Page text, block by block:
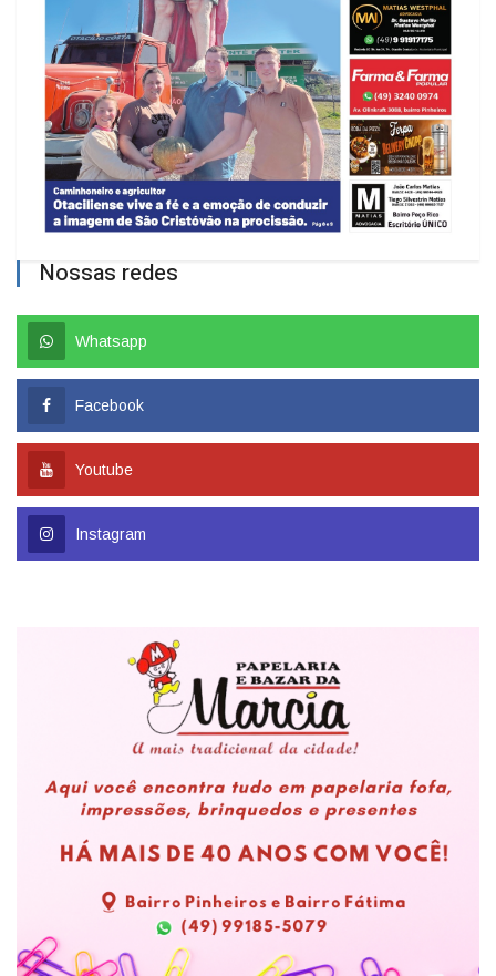
Nossas redes
Whatsapp
Facebook
Youtube
Instagram